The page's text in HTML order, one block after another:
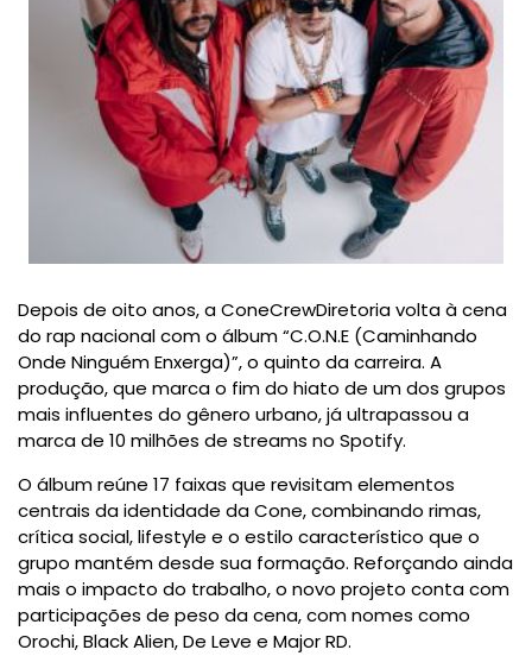
Depois de oito anos, a ConeCrewDiretoria volta à cena
do rap nacional com o álbum “C.O.N.E (Caminhando
Onde Ninguém Enxerga)”, o quinto da carreira. A
produção, que marca o fim do hiato de um dos grupos
mais influentes do gênero urbano, já ultrapassou a
marca de 10 milhões de streams no Spotify.
O álbum reúne 17 faixas que revisitam elementos
centrais da identidade da Cone, combinando rimas,
crítica social, lifestyle e o estilo característico que o
grupo mantém desde sua formação. Reforçando ainda
mais o impacto do trabalho, o novo projeto conta com
participações de peso da cena, com nomes como
Orochi, Black Alien, De Leve e Major RD.